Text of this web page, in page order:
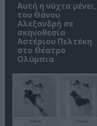
Αυτή η νύχτα μένει,
του Θάνου
Αλεξανδρή σε
σκηνοθεσία
Αστέριου Πελτέκη
στο Θέατρο
Ολύμπια